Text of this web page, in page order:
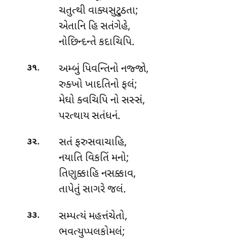
ચતુત્થી વાક્યસુટ્ઠુતા;
એતાનિ હિ સતંગેહે,
નોછિન્દન્તે કદાચિપિ.
૩૧.
અમ્બું પિવન્તિનો નજ્જો,
રુક્ખો ખાદતિનો ફલં;
મેઘો ક્વચિપિ નો સસ્સં,
પરત્થાય સતંધનં.
૩૨.
સતં ફરુસવાચાહિ,
નયાતિ વિકતિં મનો;
તિણુક્કાહિ નસક્કાવ,
તાપેતું સાગરે જલં.
૩૩. સમ્પત્યંમહત્તંચેતો,
ભવત્યુપ્પલકોમલં;